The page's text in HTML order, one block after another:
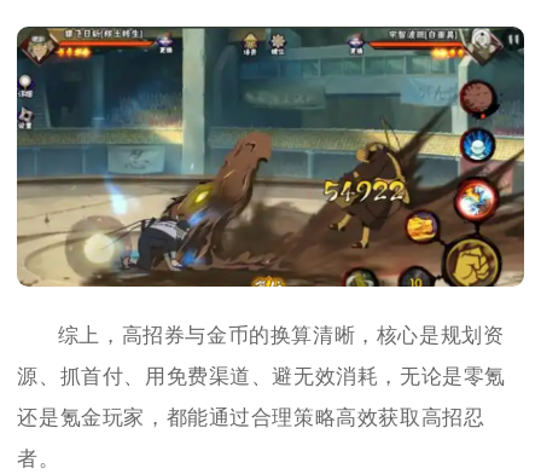
综上，高招券与金币的换算清晰，核心是规划资
源、抓首付、用免费渠道、避无效消耗，无论是零氪
还是氪金玩家，都能通过合理策略高效获取高招忍
者。